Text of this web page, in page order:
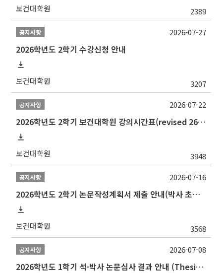
보건대학원 2389
공지사항
2026학년도 2학기 수강신청 안내
보건대학원 3207
2026-07-27
공지사항
2026학년도 2학기 보건대학원 강의시간표(revised 260803)(2026 2nd SEMESTER SNU GSPH TIMETABLE)
보건대학원 3948
2026-07-22
공지사항
2026학년도 2학기 논문작성계획서 제출 안내(박사 초심 일정 포함)_Thesis Proposal
보건대학원 3568
2026-07-16
공지사항
2026학년도 1학기 석·박사 논문심사 결과 안내 (Thesis Defense Result)
2026-07-08